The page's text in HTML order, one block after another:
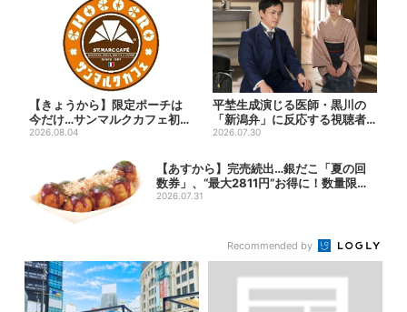
【きょうから】限定ポーチは
今だけ…サンマルクカフェ初の
「夏福袋」、実質無料でレア...
2026.08.04
平埜生成演じる医師・黒川の
「新潟弁」に反応する視聴者
続出「グッときた」
2026.07.30
【あすから】完売続出…銀だこ「夏の回
数券」、“最大2811円”お得に！数量限定
で
2026.07.31
Recommended by